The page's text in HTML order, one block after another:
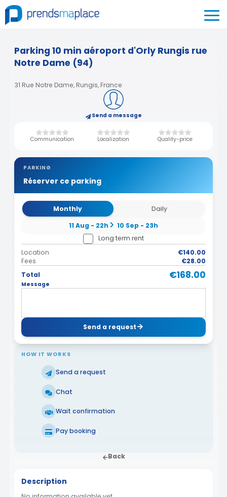
Parking 10 min aéroport d'Orly Rungis rue
Notre Dame (94)
31 Rue Notre Dame, Rungis, France
Send a message
Communication Localization Quality-price
PARKING
Réserver ce parking
Monthly
Daily
11 Aug - 22h
10 Sep - 23h
Long term rent
Location
€140.00
Fees
€28.00
Total
€168.00
Message
Send a request
HOW IT WORKS
Send a request
Chat
Wait confirmation
Pay booking
Back
Description